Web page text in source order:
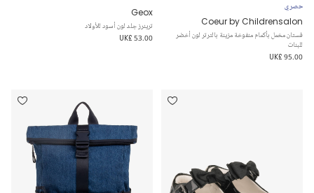
حصري
Coeur by Childrensalon
فستان مخمل بأكمام منفوخة مزينة بالترتر لون أخضر
للبنات
UK£ 95.00
Geox
ترينرز جلد لون أسود للأولاد
UK£ 53.00